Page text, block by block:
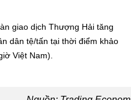
giao dịch Thượng Hải tăng
dân tệ/tấn tại thời điểm khảo
Việt Nam).